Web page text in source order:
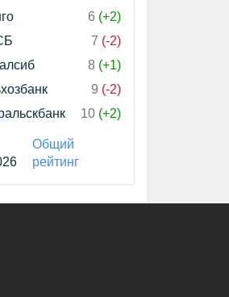
6 (+2)
7 (-2)
8 (+1)
9 (-2)
10 (+2)
Общий
рейтинг